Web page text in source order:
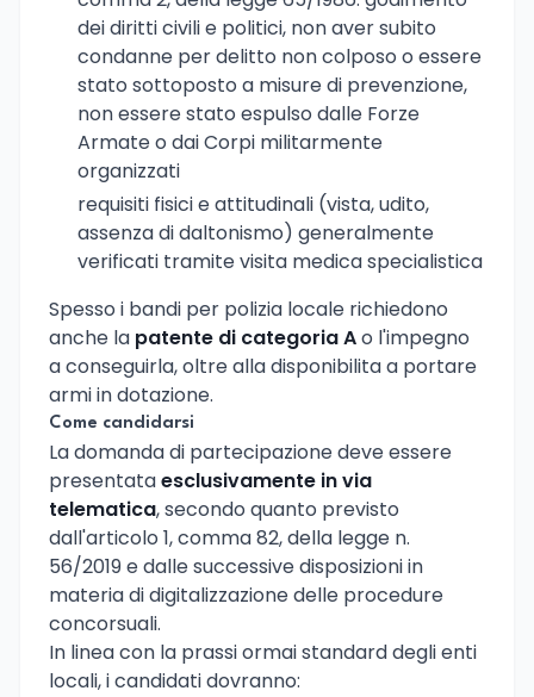
dei diritti civili e politici, non aver subito
condanne per delitto non colposo o essere
stato sottoposto a misure di prevenzione,
non essere stato espulso dalle Forze
Armate o dai Corpi militarmente
organizzati
requisiti fisici e attitudinali (vista, udito,
assenza di daltonismo) generalmente
verificati tramite visita medica specialistica
Spesso i bandi per polizia locale richiedono
anche la patente di categoria Ao l'impegno
a conseguirla, oltre alla disponibilita a portare
armi in dotazione.
Come candidarsi
La domanda di partecipazione deve essere
presentataesclusivamente in via
telematica, secondo quanto previsto
dall'articolo 1, comma 82, della legge n.
56/2019 e dalle successive disposizioni in
materia di digitalizzazione delle procedure
concorsuali.
In linea con la prassi ormai standard degli enti
locali, i candidati dovranno: